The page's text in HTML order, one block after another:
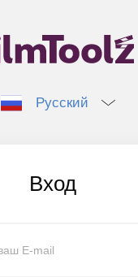
Русский
Вход